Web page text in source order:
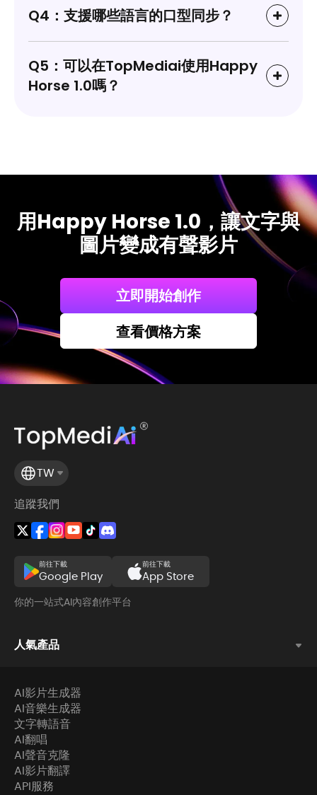
Q4：支援哪些語言的口型同步？
Q5：可以在TopMediai使用Happy
Horse 1.0嗎？
用Happy Horse 1.0，讓文字與
圖片變成有聲影片
立即開始創作
查看價格方案
TW
追蹤我們
前往下載
Google Play
前往下載
App Store
你的一站式AI內容創作平台
人氣產品
AI影片生成器
AI音樂生成器
文字轉語音
AI翻唱
AI聲音克隆
AI影片翻譯
API服務